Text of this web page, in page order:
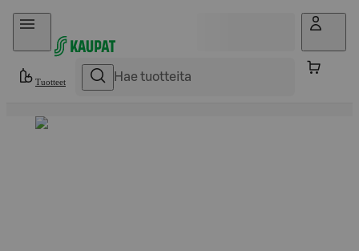
Hyppää sisältöön
Tuotteet